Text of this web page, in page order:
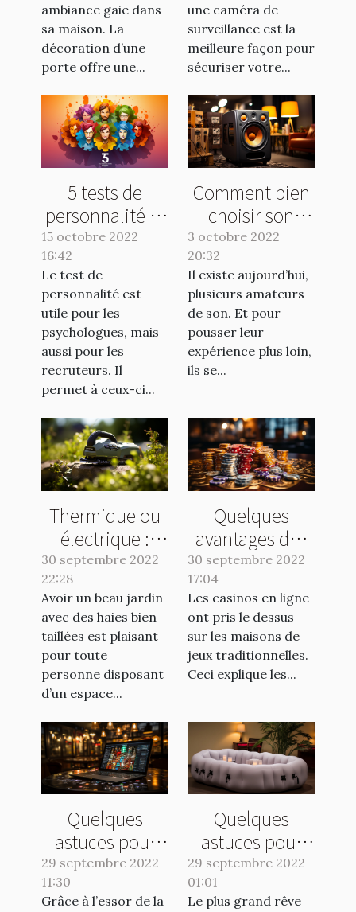
ambiance gaie dans
sa maison. La
décoration d’une
porte offre une...
une caméra de
surveillance est la
meilleure façon pour
sécuriser votre...
5 tests de
personnalité et
leurs avantages
15 octobre 2022
16:42
Le test de
personnalité est
utile pour les
psychologues, mais
aussi pour les
recruteurs. Il
permet à ceux-ci...
Comment bien
choisir son
caisson de
3 octobre 2022
20:32
Il existe aujourd’hui,
plusieurs amateurs
de son. Et pour
pousser leur
expérience plus loin,
ils se...
Thermique ou
électrique :
quelle taille
haie choisir ?
30 septembre 2022
22:28
Avoir un beau jardin
avec des haies bien
taillées est plaisant
pour toute
personne disposant
d’un espace...
Quelques
avantages des
casinos en ligne
30 septembre 2022
17:04
Les casinos en ligne
ont pris le dessus
sur les maisons de
jeux traditionnelles.
Ceci explique les...
Quelques
astuces pour
choisir un bon
site de pari
29 septembre 2022
11:30
Grâce à l’essor de la
Quelques
astuces pour
bien choisir son
29 septembre 2022
01:01
Le plus grand rêve